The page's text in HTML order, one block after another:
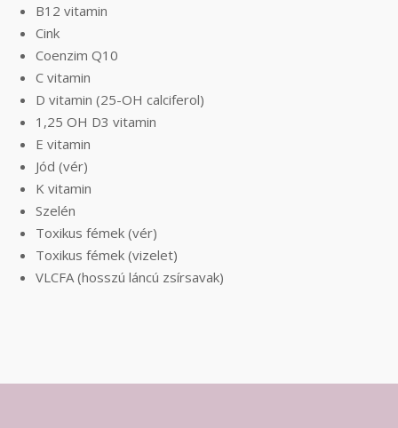
B12 vitamin
Cink
Coenzim Q10
C vitamin
D vitamin (25-OH calciferol)
1,25 OH D3 vitamin
E vitamin
Jód (vér)
K vitamin
Szelén
Toxikus fémek (vér)
Toxikus fémek (vizelet)
VLCFA (hosszú láncú zsírsavak)